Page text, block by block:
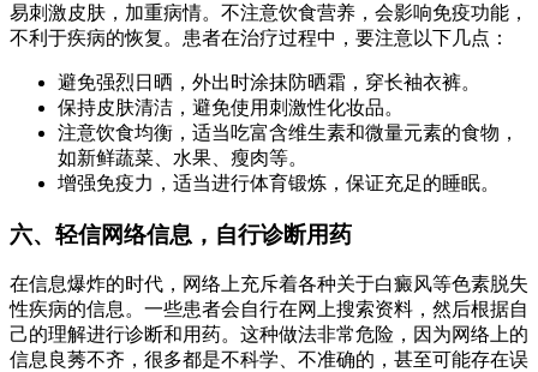
易刺激皮肤，加重病情。不注意饮食营养，会影响免疫功能，
不利于疾病的恢复。患者在治疗过程中，要注意以下几点：
避免强烈日晒，外出时涂抹防晒霜，穿长袖衣裤。
保持皮肤清洁，避免使用刺激性化妆品。
注意饮食均衡，适当吃富含维生素和微量元素的食物，
如新鲜蔬菜、水果、瘦肉等。
增强免疫力，适当进行体育锻炼，保证充足的睡眠。
六、轻信网络信息，自行诊断用药
在信息爆炸的时代，网络上充斥着各种关于白癜风等色素脱失
性疾病的信息。一些患者会自行在网上搜索资料，然后根据自
己的理解进行诊断和用药。这种做法非常危险，因为网络上的
信息良莠不齐，很多都是不科学、不准确的，甚至可能存在误